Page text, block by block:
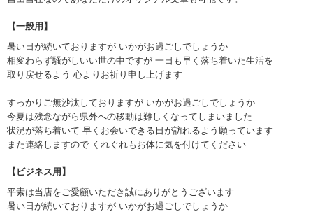
【一般用】
暑い日が続いておりますが いかがお過ごしでしょうか
相変わらず騒がしいい世の中ですが 一日も早く落ち着いた生活を
取り戻せるよう 心よりお祈り申し上げます
すっかりご無沙汰しておりますが いかがお過ごしでしょうか
今夏は残念ながら県外への移動は難しくなってしまいました
状況が落ち着いて 早くお会いできる日が訪れるよう願っています
また連絡しますので くれぐれもお体に気を付けてください
【ビジネス用】
平素は当店をご愛顧いただき誠にありがとうございます
暑い日が続いておりますが いかがお過ごしでしょうか